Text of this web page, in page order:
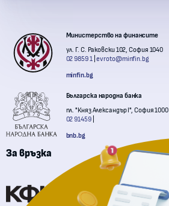
Контакти с институции
Министерство на финансите
ул. Г. С. Раковски 102, София 1040
02 9859 1
evroto@minfin.bg
minfin.bg
Българска народна банка
пл. "Княз Александър I", София 1000
02 91459
bnb.bg
За връзка
Комисия за финансов надзор